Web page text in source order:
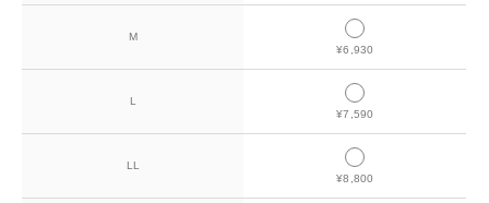
M
¥6,930
L
¥7,590
LL
¥8,800